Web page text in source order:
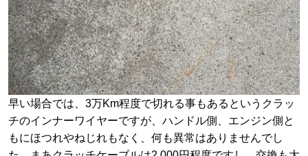
早い場合では、3万Km程度で切れる事もあるというクラッ
チのインナーワイヤーですが、ハンドル側、エンジン側と
もにほつれやねじれもなく、何も異常はありませんでし